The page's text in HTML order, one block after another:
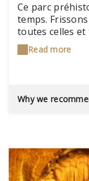
Ce parc
temps.
toutes celles et
fantastiques
planète durant
Read more
Why we